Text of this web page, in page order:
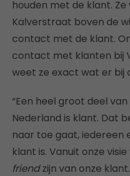
houden met de klant.
Kalverstraat boven de
contact met de klant.
contact met klanten bij
weet ze exact wat er bij
“Een heel groot deel
Nederland is klant. Dat
naar toe gaat, iedereen
klant is. Vanuit onze
friendzijn van onze